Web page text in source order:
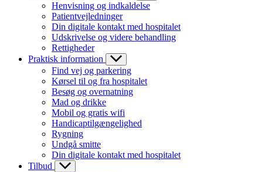
Henvisning og indkaldelse
Patientvejledninger
Din digitale kontakt med hospitalet
Udskrivelse og videre behandling
Rettigheder
Praktisk information
Find vej og parkering
Kørsel til og fra hospitalet
Besøg og overnatning
Mad og drikke
Mobil og gratis wifi
Handicaptilgængelighed
Rygning
Undgå smitte
Din digitale kontakt med hospitalet
Tilbud